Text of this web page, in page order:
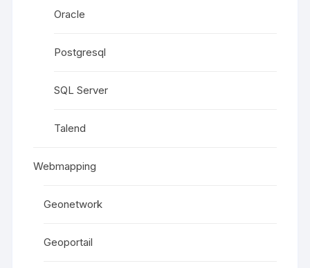
Oracle
Postgresql
SQL Server
Talend
Webmapping
Geonetwork
Geoportail